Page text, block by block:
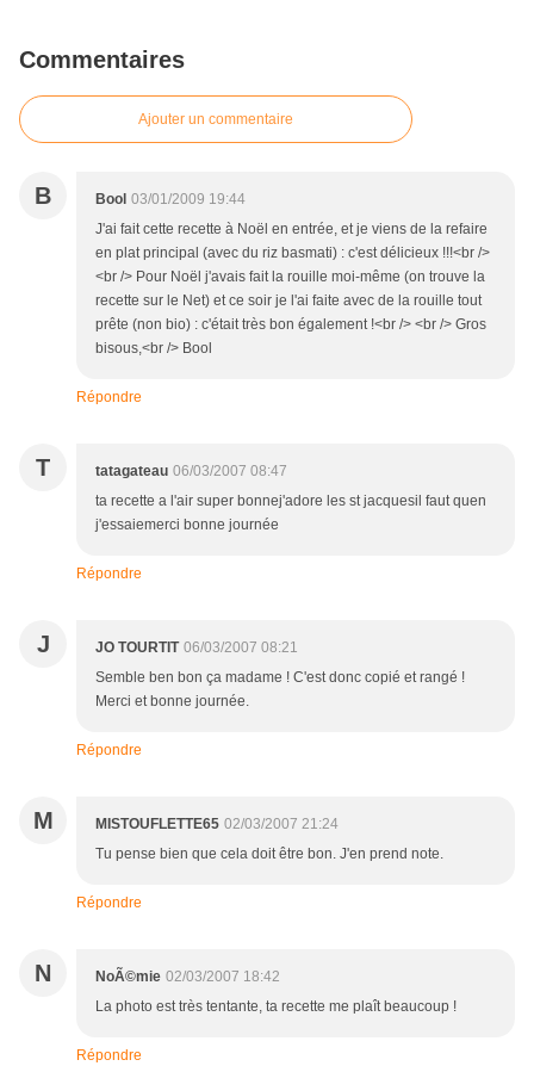
Commentaires
Ajouter un commentaire
B Bool 03/01/2009 19:44
J'ai fait cette recette à Noël en entrée, et je viens de la refaire
en plat principal (avec du riz basmati) : c'est délicieux !!!<br />
<br /> Pour Noël j'avais fait la rouille moi-même (on trouve la
recette sur le Net) et ce soir je l'ai faite avec de la rouille tout
prête (non bio) : c'était très bon également !<br /> <br /> Gros
bisous,<br /> Bool
Répondre
T tatagateau 06/03/2007 08:47
ta recette a l'air super bonnej'adore les st jacquesil faut quen
j'essaiemerci bonne journée
Répondre
J JO TOURTIT 06/03/2007 08:21
Semble ben bon ça madame ! C'est donc copié et rangé !
Merci et bonne journée.
Répondre
M MISTOUFLETTE65 02/03/2007 21:24
Tu pense bien que cela doit être bon. J'en prend note.
Répondre
N NoÃ©mie 02/03/2007 18:42
La photo est très tentante, ta recette me plaît beaucoup !
Répondre